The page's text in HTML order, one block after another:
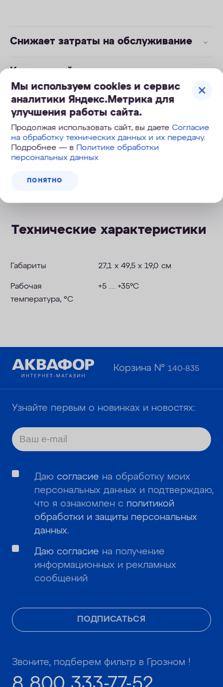
Снижает затраты на обслуживание
Компактный корпус
Эффективен при низком давлении
Легкая и безопасная замена
модулей по клику
Технические характеристики
Габариты 27,1 х 49,5 х 19,0 см
Рабочая
температура, °C
+5 … +35°С
Мы используем cookies и сервис
аналитики Яндекс.Метрика для
улучшения работы сайта.
Продолжая использовать сайт, вы даетеСогласие
на обработку технических данных и их передачу.
Подробнее — в Политике обработки
персональных данных
ПОНЯТНО
Корзина №140-835
Узнайте первым о новинках и новостях:
ПОДПИСАТЬСЯ
Даю согласие на обработку моих
персональных данных и подтверждаю,
что я ознакомлен с политикой
обработки и защиты персональных
данных.
Даю согласие на получение
информационных и рекламных
сообщений
Звоните, подберем фильтр в Грозном !